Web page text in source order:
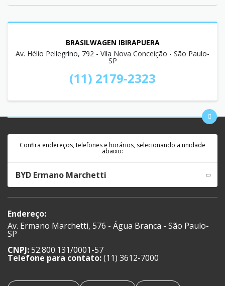
BRASILWAGEN IBIRAPUERA
Av. Hélio Pellegrino, 792 - Vila Nova Conceição - São Paulo-
SP
(11) 2179-2323
Confira endereços, telefones e horários, selecionando a unidade
abaixo:
BYD Ermano Marchetti
Endereço:
Av. Ermano Marchetti, 576 - Água Branca - São Paulo-
SP
CNPJ:52.800.131/0001-57
Telefone para contato:(11) 3612-7000